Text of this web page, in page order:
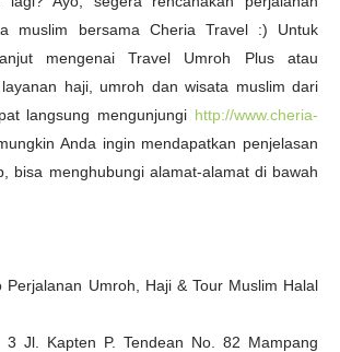
muslim bersama Cheria Travel :) Untuk
mengenai Travel Umroh Plus atau
haji, umroh dan wisata muslim dari
langsung mengunjungi http://www.cheria-
Anda ingin mendapatkan penjelasan
bisa menghubungi alamat-alamat di bawah
Perjalanan Umroh, Haji & Tour Muslim Halal
3 Jl. Kapten P. Tendean No. 82 Mampang